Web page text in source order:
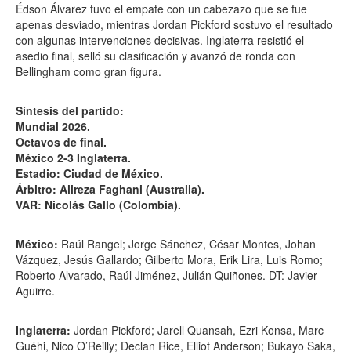
Édson Álvarez tuvo el empate con un cabezazo que se fue
apenas desviado, mientras Jordan Pickford sostuvo el resultado
con algunas intervenciones decisivas. Inglaterra resistió el
asedio final, selló su clasificación y avanzó de ronda con
Bellingham como gran figura.
Síntesis del partido:
Mundial 2026.
Octavos de final.
México 2-3 Inglaterra.
Estadio: Ciudad de México.
Árbitro: Alireza Faghani (Australia).
VAR: Nicolás Gallo (Colombia).
México: Raúl Rangel; Jorge Sánchez, César Montes, Johan
Vázquez, Jesús Gallardo; Gilberto Mora, Erik Lira, Luis Romo;
Roberto Alvarado, Raúl Jiménez, Julián Quiñones. DT: Javier
Aguirre.
Inglaterra: Jordan Pickford; Jarell Quansah, Ezri Konsa, Marc
Guéhi, Nico O’Reilly; Declan Rice, Elliot Anderson; Bukayo Saka,